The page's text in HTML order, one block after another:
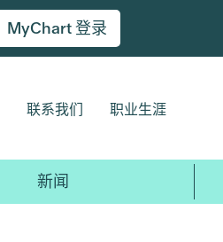
MyChart 登录
联系我们 职业生涯
新闻